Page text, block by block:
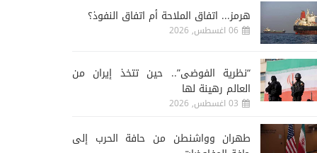
هرمز... اتفاق الملاحة أم اتفاق النفوذ؟
06 اغسطس, 2026
“نظرية الفوضى”.. حين تتخذ إيران من
العالم رهينة لها
03 اغسطس, 2026
طهران وواشنطن من حافة الحرب إلى